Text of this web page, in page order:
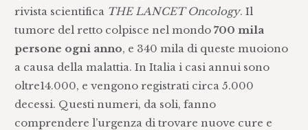
rivista scientifica THE LANCET Oncology. Il
tumore del retto colpisce nel mondo700 mila
persone ogni anno, e 340 mila di queste muoiono
a causa della malattia. In Italia i casi annui sono
oltre14.000, e vengono registrati circa 5.000
decessi. Questi numeri, da soli, fanno
comprendere l’urgenza di trovare nuove cure e